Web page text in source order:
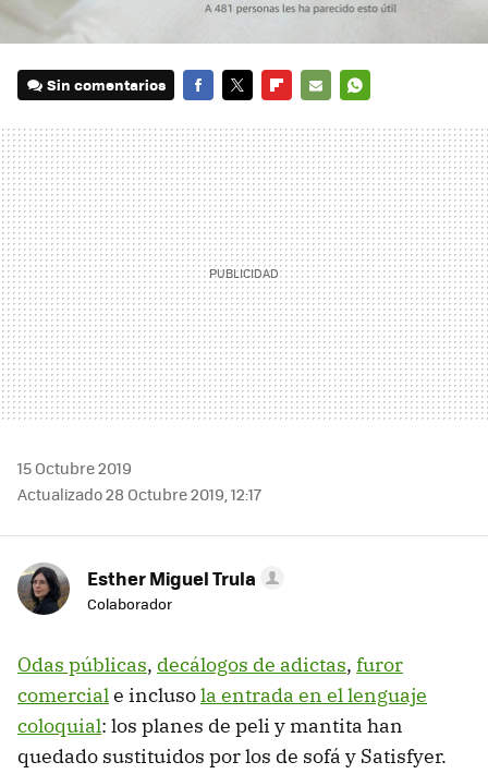
Sin comentarios
MAIL
15 Octubre 2019
Actualizado 28 Octubre 2019, 12:17
Esther Miguel Trula
Colaborador
Odas públicas, decálogos de adictas, furor
comerciale inclusola entrada en el lenguaje
coloquial: los planes de peli y mantita han
quedado sustituidos por los de sofá y Satisfyer.